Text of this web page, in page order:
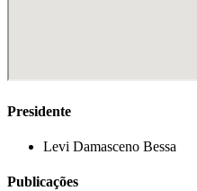
Presidente
Levi Damasceno Bessa
Publicações